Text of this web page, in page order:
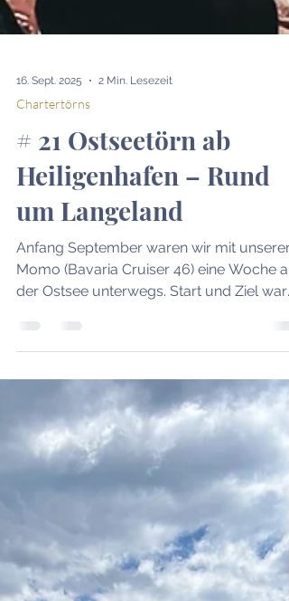
Chartertörns
# 21 Ostseetörn ab
Heiligenhafen – Rund
um Langeland
Anfang September waren wir mit unserer
uns der Törn rund um Langeland mit
Stopps in Bagenkop, Omø, Nyborg,
Marstal und Orth auf Fehmarn.Ein ganz
besonderes Erlebnis: Unterwegs trafen wir
gleich zwei Yachten wieder, die für meine
persönliche Segelgeschichte prägend
waren – die Coco in Bagenkop (mein SKS-
Törn 2016 ) und die Veronica in Nyborg
(meine ersten